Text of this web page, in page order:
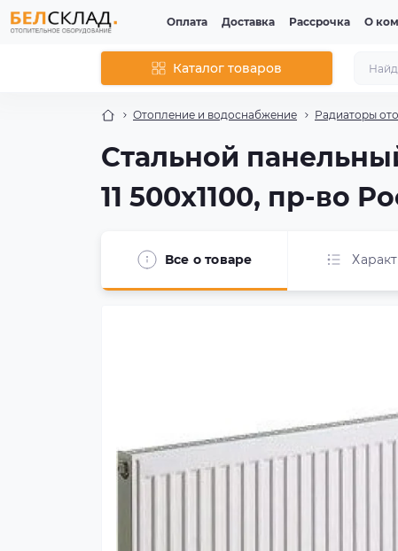
Оплата Доставка Рассрочка О
Каталог товаров
Отопление и водоснабжение Радиаторы
Стальной
11 500x1100, пр-во
Все о товаре